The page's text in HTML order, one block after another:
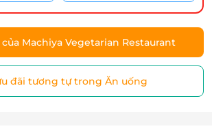
Machiya Vegetarian Restaurant
đãi tương tự trong Ăn uống